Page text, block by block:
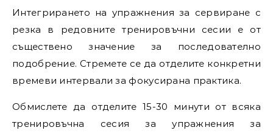
Интегрирането на упражнения за сервиране с
резка в редовните тренировъчни сесии е от
съществено значение за последователно
подобрение. Стремете се да отделите конкретни
времеви интервали за фокусирана практика.
Обмислете да отделите 15-30 минути от всяка
тренировъчна сесия за упражнения за